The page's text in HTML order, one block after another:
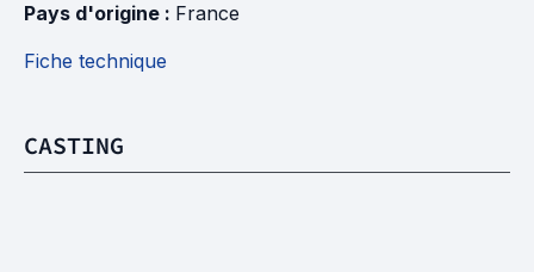
Pays d'origine : France
Fiche technique
CASTING